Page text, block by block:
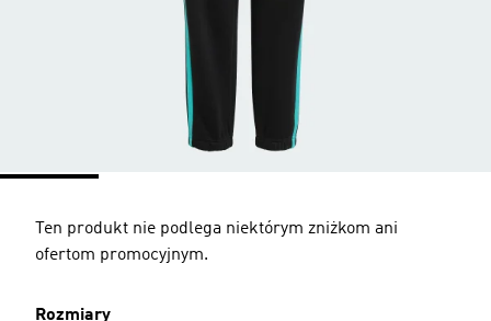
Ten produkt nie podlega niektórym zniżkom ani
ofertom promocyjnym.
Rozmiary